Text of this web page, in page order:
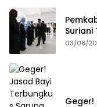
Suriani
03/08/
Geger!